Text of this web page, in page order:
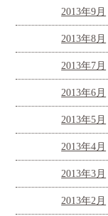
2013年9月
2013年8月
2013年7月
2013年6月
2013年5月
2013年4月
2013年3月
2013年2月